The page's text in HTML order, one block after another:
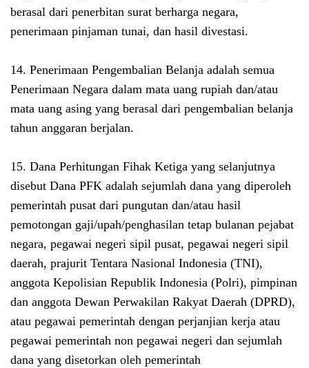
berasal dari penerbitan surat berharga negara,
penerimaan pinjaman tunai, dan hasil divestasi.
14. Penerimaan Pengembalian Belanja adalah semua
Penerimaan Negara dalam mata uang rupiah dan/atau
mata uang asing yang berasal dari pengembalian belanja
tahun anggaran berjalan.
15. Dana Perhitungan Fihak Ketiga yang selanjutnya
disebut Dana PFK adalah sejumlah dana yang diperoleh
pemerintah pusat dari pungutan dan/atau hasil
pemotongan gaji/upah/penghasilan tetap bulanan pejabat
negara, pegawai negeri sipil pusat, pegawai negeri sipil
daerah, prajurit Tentara Nasional Indonesia (TNI),
anggota Kepolisian Republik Indonesia (Polri), pimpinan
dan anggota Dewan Perwakilan Rakyat Daerah (DPRD),
atau pegawai pemerintah dengan perjanjian kerja atau
pegawai pemerintah non pegawai negeri dan sejumlah
dana yang disetorkan oleh pemerintah